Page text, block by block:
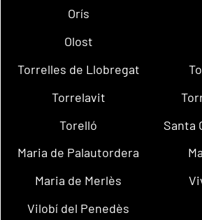
Orís
Olost
Torrelles de Llobregat
Torrelavit
Torelló
Santa
Maria de Palautordera
Maria de Merlès
Vilobí del Penedès